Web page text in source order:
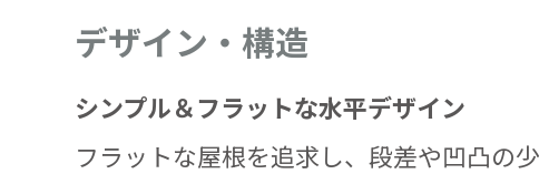
デザイン・構造
シンプル＆フラットな水平デザイン
フラットな屋根を追求し、段差や凹凸の